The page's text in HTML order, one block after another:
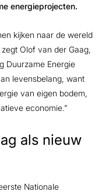
energieprojecten.
kijken naar de wereld
Olof van der Gaag,
Duurzame Energie
levensbelang, want
van eigen bodem,
economie.”
als nieuw
Nationale